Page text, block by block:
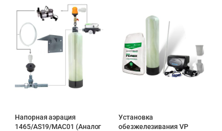
Напорная аэрация
1465/AS19/MAC01 (Аналог
Установка
обезжелезивания VP